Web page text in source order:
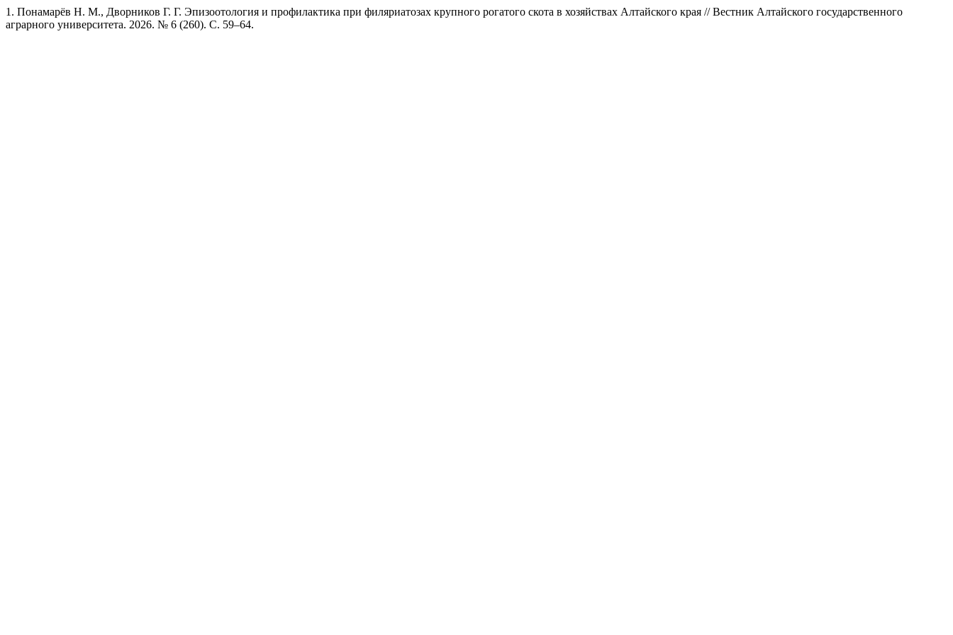
1. Понамарёв Н. М., Дворников Г. Г. Эпизоотология и профилактика при филяриатозах крупного рогатого скота в хозяйствах Алтайского края // Вестник Алтайского государственного
аграрного университета. 2026. № 6 (260). С. 59–64.